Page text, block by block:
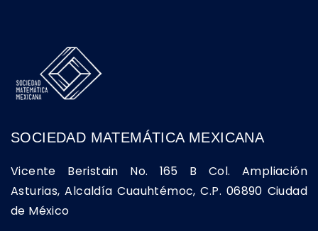
SOCIEDAD MATEMÁTICA MEXICANA
Vicente Beristain No. 165 B Col. Ampliación
Asturias, Alcaldía Cuauhtémoc, C.P. 06890 Ciudad
de México